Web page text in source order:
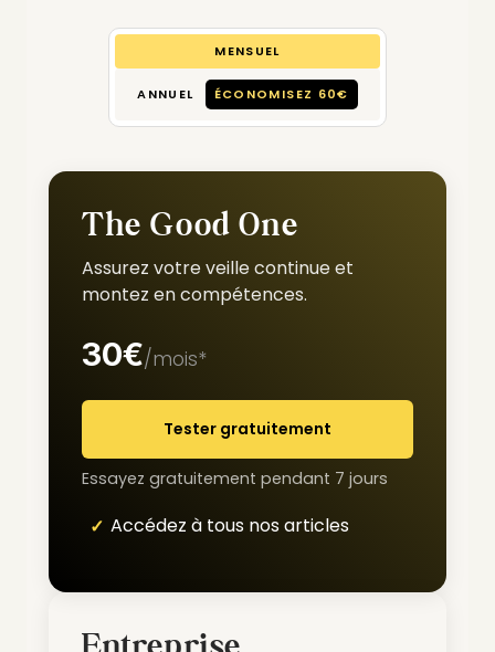
MENSUEL
ANNUEL ÉCONOMISEZ 60€
The Good One
Assurez votre veille continue et
montez en compétences.
30€/mois*
Tester gratuitement
Essayez gratuitement pendant 7 jours
Accédez à tous nos articles